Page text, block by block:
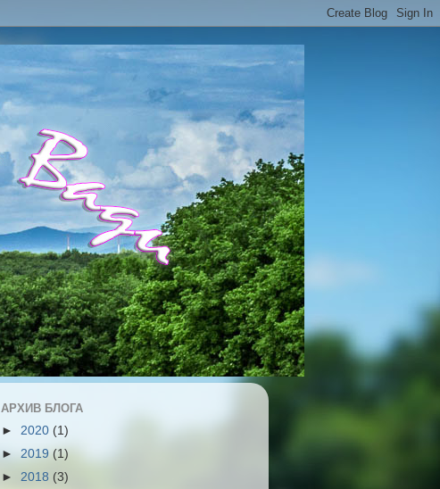
АРХИВ БЛОГА
► 2020 (1)
► 2019 (1)
► 2018 (3)